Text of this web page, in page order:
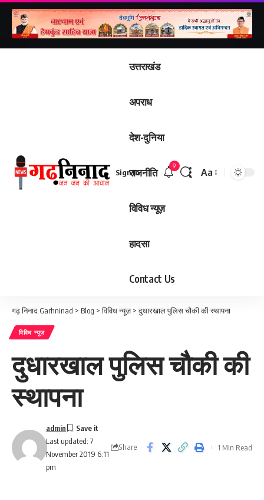
उत्तराखंड
अपराध
देश-दुनिया
राजनीति
विविध न्यूज़
हादसा
Contact Us
Sign In
9
Aa
गढ़ निनाद Garhninad > Blog >विविध न्यूज़>दुधारखाल पुलिस चौकी की स्थापना
विविध न्यूज़
दुधारखाल पुलिस चौकी की
स्थापना
Last updated: 7
November 2019 6:11
pm
admin
Share 1 Min Read